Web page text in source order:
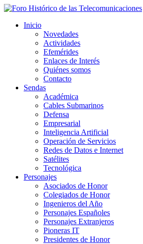
Inicio
Novedades
Actividades
Efemérides
Enlaces de Interés
Quiénes somos
Contacto
Sendas
Académica
Cables Submarinos
Defensa
Empresarial
Inteligencia Artificial
Operación de Servicios
Redes de Datos e Internet
Satélites
Tecnológica
Personajes
Asociados de Honor
Colegiados de Honor
Ingenieros del Año
Personajes Españoles
Personajes Extranjeros
Pioneras IT
Presidentes de Honor